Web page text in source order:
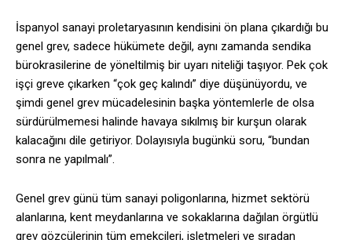
İspanyol sanayi proletaryasının kendisini ön plana çıkardığı bu
genel grev, sadece hükümete değil, aynı zamanda sendika
bürokrasilerine de yöneltilmiş bir uyarı niteliği taşıyor. Pek çok
işçi greve çıkarken “çok geç kalındı” diye düşünüyordu, ve
şimdi genel grev mücadelesinin başka yöntemlerle de olsa
sürdürülmemesi halinde havaya sıkılmış bir kurşun olarak
kalacağını dile getiriyor. Dolayısıyla bugünkü soru, “bundan
sonra ne yapılmalı”.
Genel grev günü tüm sanayi poligonlarına, hizmet sektörü
alanlarına, kent meydanlarına ve sokaklarına dağılan örgütlü
grev gözcülerinin tüm emekçileri, işletmeleri ve sıradan